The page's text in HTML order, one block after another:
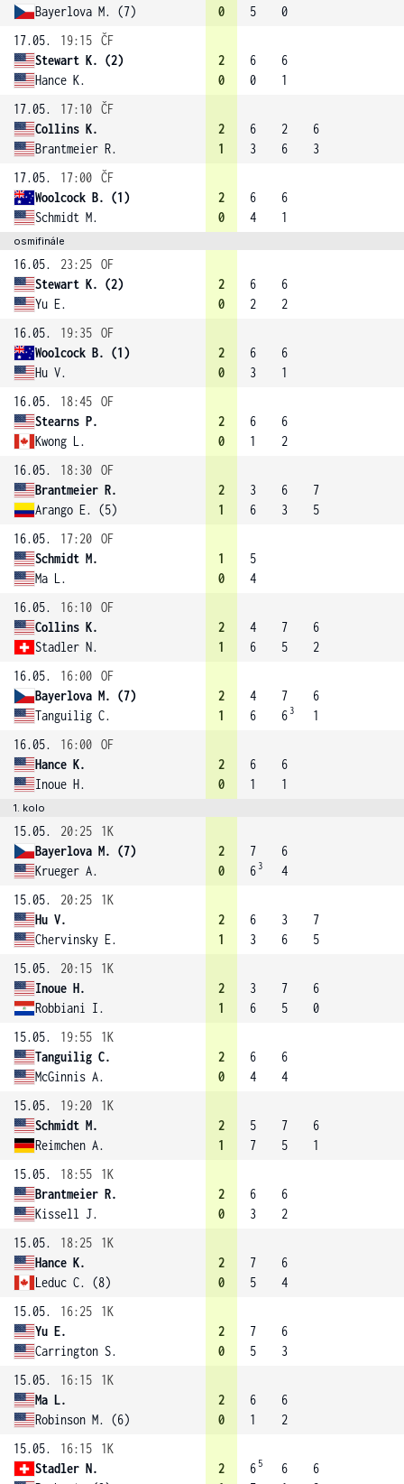
Bayerlova M. (7)
0
5
0
17.05.
19:15 ČF
Stewart K. (2)
Hance K.
2
0
6
0
6
1
17.05.
17:10 ČF
Collins K.
Brantmeier R.
2
1
6
3
2
6
6
3
17.05.
17:00 ČF
Woolcock B. (1)
Schmidt M.
2
0
6
4
6
1
osmifinále
16.05. 23:25 OF
Stewart K. (2)
Yu E.
2
0
6
2
6
2
16.05.
19:35 OF
Woolcock B. (1)
Hu V.
2
0
6
3
6
1
16.05.
18:45 OF
Stearns P.
Kwong L.
2
0
6
1
6
2
16.05.
18:30 OF
Brantmeier R.
Arango E. (5)
2
1
3
6
6
3
7
5
16.05.
17:20 OF
Schmidt M.
Ma L.
1
0
5
4
16.05.
16:10 OF
Collins K.
Stadler N.
2
1
4
6
7
5
6
2
16.05.
16:00 OF
Bayerlova M. (7)
Tanguilig C.
2
1
4
6
7
6 3
6
1
16.05.
16:00 OF
Hance K.
Inoue H.
2
0
6
1
6
1
1. kolo
15.05. 20:25
1K
Bayerlova M. (7)
Krueger A.
2
0
7
6 3
6
4
15.05.
20:25
1K
Hu V.
Chervinsky E.
2
1
6
3
3
6
7
5
15.05.
20:15
1K
Inoue H.
Robbiani I.
2
1
3
6
7
5
6
0
15.05.
19:55
1K
Tanguilig C.
McGinnis A.
2
0
6
4
6
4
15.05.
19:20
1K
Schmidt M.
Reimchen A.
2
1
5
7
7
5
6
1
15.05.
18:55
1K
Brantmeier R.
Kissell J.
2
0
6
3
6
2
15.05.
18:25
1K
Hance K.
Leduc C. (8)
2
0
7
5
6
4
15.05.
16:25
1K
Yu E.
Carrington S.
2
0
7
5
6
3
15.05.
16:15
1K
Ma L.
Robinson M. (6)
2
0
6
1
6
2
15.05.
16:15
1K
Stadler N.
2
6 5
6
6